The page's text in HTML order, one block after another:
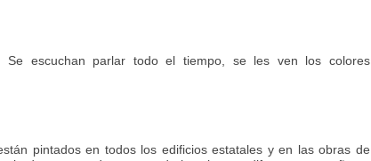
Se escuchan parlar todo el tiempo, se les ven los colores
pintados en todos los edificios estatales y en las obras de